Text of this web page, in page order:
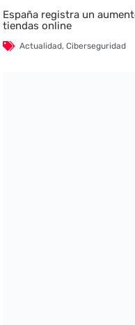
España registra un
tiendas online
Actualidad,Ciberseguridad